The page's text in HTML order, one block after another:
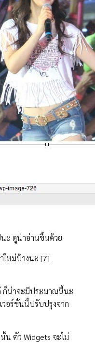
ะ ดูน่าอ่านขึ้นด้วย
ก็น่าจะมีประมาณนี้นะ
วอร์ชั่นนี้ปรับปรุงจาก
น ตัว Widgets จะไม่